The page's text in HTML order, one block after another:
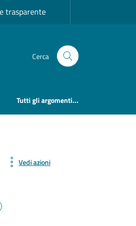
trasparente
Cerca
Tutti gli argomenti...
Vedi azioni